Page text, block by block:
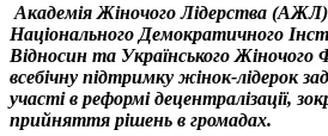
Академія Жіночого Лідерства (АЖЛ)
Національного Демократичного
Відносин та Українського Жіночого
всебічну підтримку жінок-лідерок
участі в реформі децентралізації,
прийняття рішень в громадах.